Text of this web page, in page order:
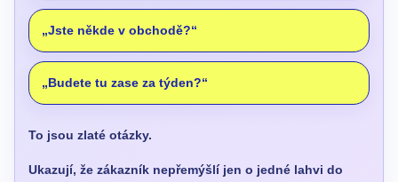
„Jste někde v obchodě?“
„Budete tu zase za týden?“
To jsou zlaté otázky.
Ukazují, že zákazník nepřemýšlí jen o jedné lahvi do